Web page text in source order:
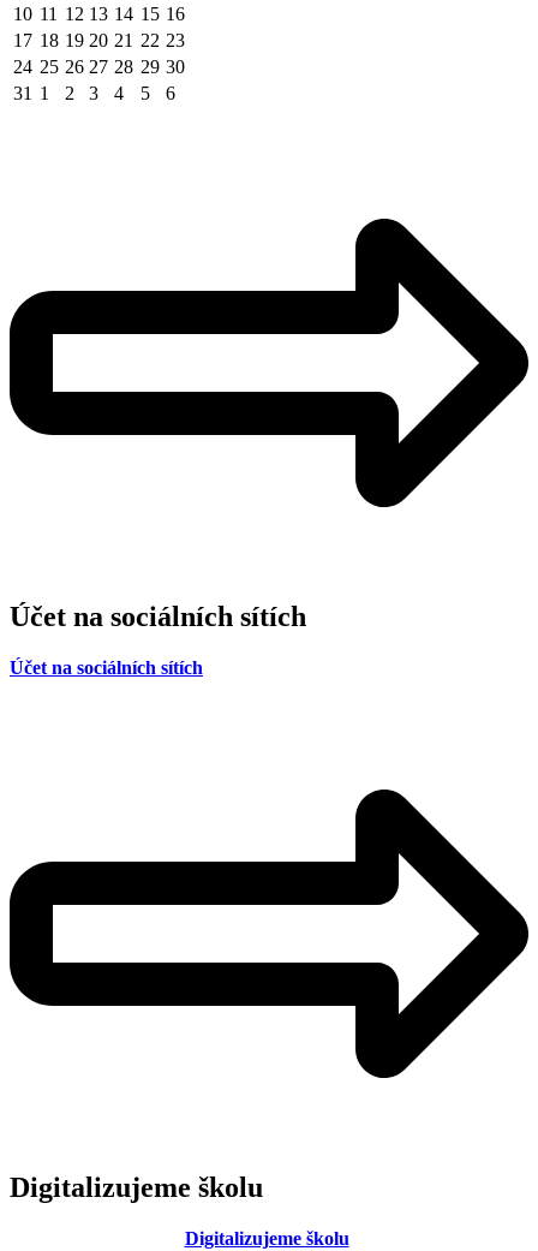
10 11 12 13 14 15 16
17 18 19 20 21 22 23
24 25 26 27 28 29 30
31 1 2 3 4 5 6
Účet na sociálních sítích
Účet na sociálních sítích
Digitalizujeme školu
Digitalizujeme školu